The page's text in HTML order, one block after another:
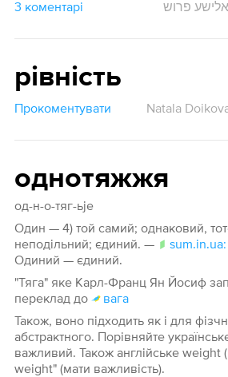
3 коментарі
אלישע פרוש
рівність
Прокоментувати Natala
однотяжжя
од-н-о-тяг-ьje
Один — 4) той самий; однаковий,
неподільний; єдиний. —
Одиний — єдиний.
"Тяга" яке Карл-Франц Ян Йосиф
переклад до
вага
Також, воно підходить як і для
абстрактного. Порівняйте
важливий. Також англійське weight
weight" (мати важливість).